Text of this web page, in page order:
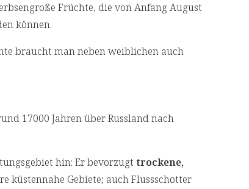
Früchte, die von Anfang August
können.
braucht man neben weiblichen auch
17000 Jahren über Russland nach
hin: Er bevorzugt trockene,
küstennahe Gebiete; auch Flussschotter